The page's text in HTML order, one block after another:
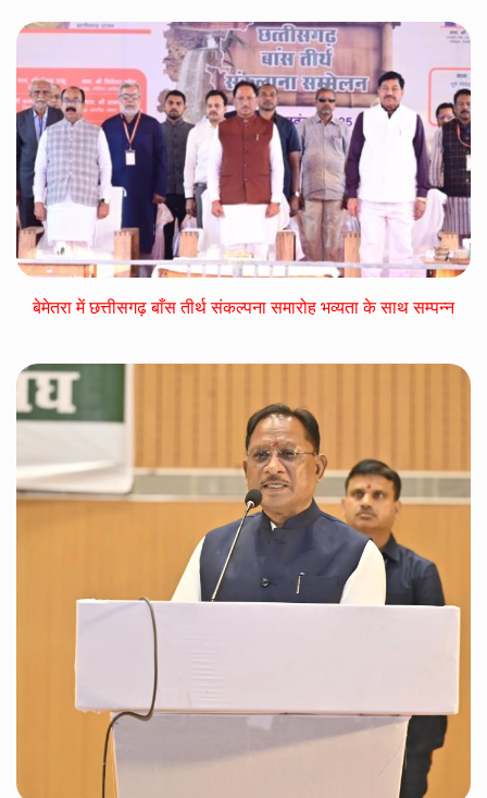
बेमेतरा में छत्तीसगढ़ बाँस तीर्थ संकल्पना समारोह भव्यता के साथ सम्पन्न